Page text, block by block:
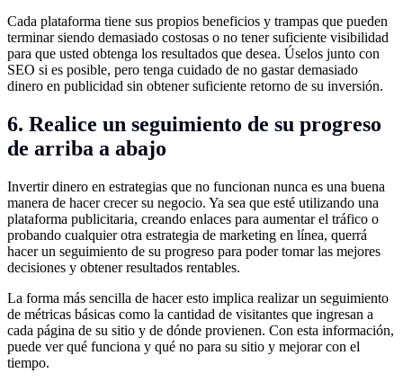
Cada plataforma tiene sus propios beneficios y trampas que pueden
terminar siendo demasiado costosas o no tener suficiente visibilidad
para que usted obtenga los resultados que desea. Úselos junto con
SEO si es posible, pero tenga cuidado de no gastar demasiado
dinero en publicidad sin obtener suficiente retorno de su inversión.
6. Realice un seguimiento de su progreso
de arriba a abajo
Invertir dinero en estrategias que no funcionan nunca es una buena
manera de hacer crecer su negocio. Ya sea que esté utilizando una
plataforma publicitaria, creando enlaces para aumentar el tráfico o
probando cualquier otra estrategia de marketing en línea, querrá
hacer un seguimiento de su progreso para poder tomar las mejores
decisiones y obtener resultados rentables.
La forma más sencilla de hacer esto implica realizar un seguimiento
de métricas básicas como la cantidad de visitantes que ingresan a
cada página de su sitio y de dónde provienen. Con esta información,
puede ver qué funciona y qué no para su sitio y mejorar con el
tiempo.